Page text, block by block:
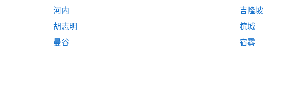
河内
吉隆坡
胡志明
槟城
曼谷
宿雾